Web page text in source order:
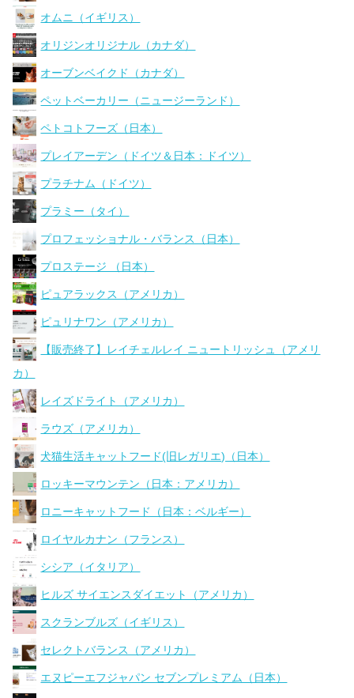
オムニ（イギリス）
オリジンオリジナル（カナダ）
オーブンベイクド（カナダ）
ペットベーカリー（ニュージーランド）
ペトコトフーズ（日本）
プレイアーデン（ドイツ＆日本：ドイツ）
プラチナム（ドイツ）
プラミー（タイ）
プロフェッショナル・バランス（日本）
プロステージ （日本）
ピュアラックス（アメリカ）
ピュリナワン（アメリカ）
【販売終了】レイチェルレイ ニュートリッシュ（アメリ
カ）
レイズドライト（アメリカ）
ラウズ（アメリカ）
犬猫生活キャットフード(旧レガリエ)（日本）
ロッキーマウンテン（日本：アメリカ）
ロニーキャットフード（日本：ベルギー）
ロイヤルカナン（フランス）
シシア（イタリア）
ヒルズ サイエンスダイエット（アメリカ）
スクランブルズ（イギリス）
セレクトバランス（アメリカ）
エヌピーエフジャパン セブンプレミアム（日本）